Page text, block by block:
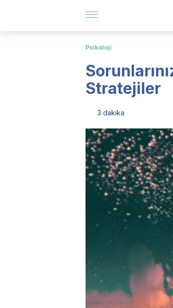
Psikoloji
Stratejiler
3 dakika